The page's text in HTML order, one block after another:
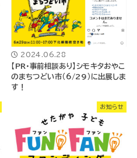
2024.06.28
【PR・事前相談あり】シモキタおやこ
のまちつどい市（6/29）に出展しま
す！
お知らせ